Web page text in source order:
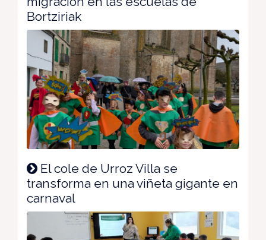
Bortziriak
El cole de Urroz Villa se
transforma en una viñeta gigante en
carnaval